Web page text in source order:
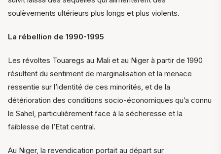
soulèvements ultérieurs plus longs et plus violents.
La rébellion de 1990-1995
Les révoltes Touaregs au Mali et au Niger à partir de 1990
résultent du sentiment de marginalisation et la menace
ressentie sur l’identité de ces minorités, et de la
détérioration des conditions socio-économiques qu’a connu
le Sahel, particulièrement face à la sécheresse et la
faiblesse de l’Etat central.
Au Niger, la revendication portait au départ sur